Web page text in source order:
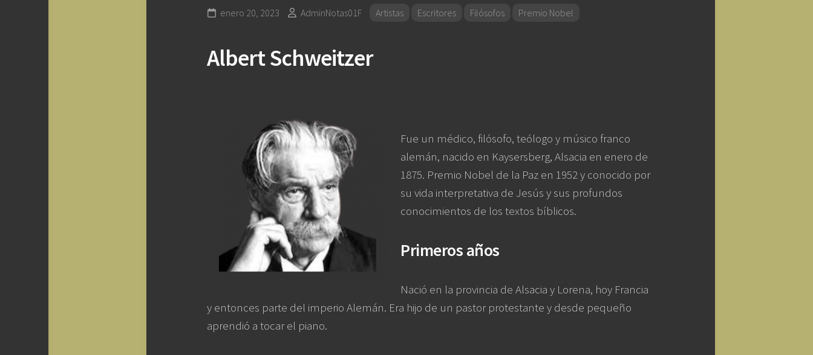
enero 20, 2023 AdminNotas01F Artistas Escritores Filósofos Premio Nobel
Albert Schweitzer
Fue un médico, filósofo, teólogo y músico franco
alemán, nacido en Kaysersberg, Alsacia en enero de
1875. Premio Nobel de la Paz en 1952 y conocido por
su vida interpretativa de Jesús y sus profundos
conocimientos de los textos bíblicos.
Primeros años
Nació en la provincia de Alsacia y Lorena, hoy Francia
y entonces parte del imperio Alemán. Era hijo de un pastor protestante y desde pequeño
aprendió a tocar el piano.